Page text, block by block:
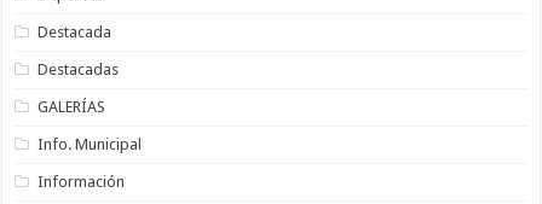
Destacada
Destacadas
GALERÍAS
Info. Municipal
Información